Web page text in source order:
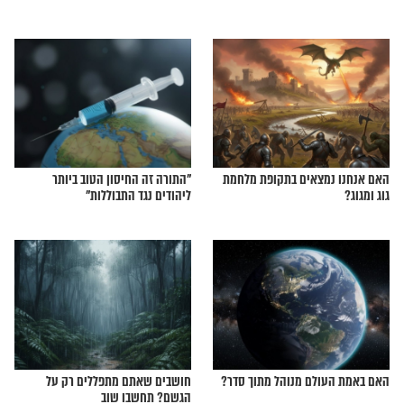
ישראל?
תפילין מהשואה החיסול בדוחא: מי הוא העם הקטארי?